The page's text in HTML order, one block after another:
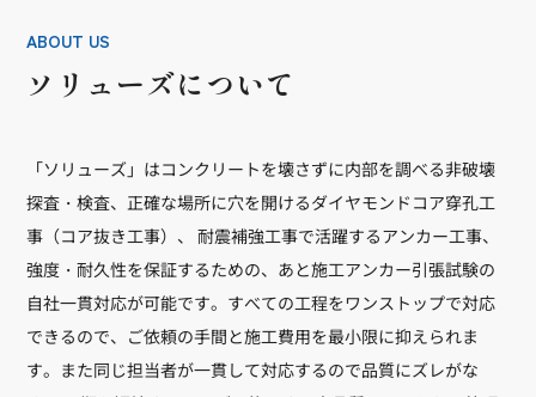
ABOUT US
ソリューズについて
「ソリューズ」はコンクリートを壊さずに内部を調べる非破壊
探査・検査、正確な場所に穴を開けるダイヤモンドコア穿孔工
事（コア抜き工事）、 耐震補強工事で活躍するアンカー工事、
強度・耐久性を保証するための、あと施工アンカー引張試験の
自社一貫対応が可能です。すべての工程をワンストップで対応
できるので、ご依頼の手間と施工費用を最小限に抑えられま
す。また同じ担当者が一貫して対応するので品質にズレがな